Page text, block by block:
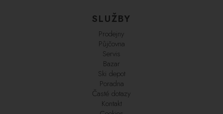
SLUŽBY
Prodejny
Půjčovna
Servis
Bazar
Ski depot
Poradna
Časté dotazy
Kontakt